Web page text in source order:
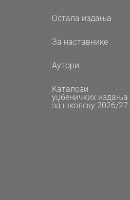
Остала издања
За наставнике
Аутори
Каталози
уџбеничких издања
за школску 2026/27.